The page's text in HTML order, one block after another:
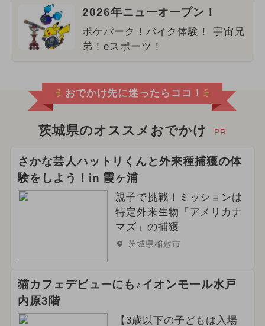
2026年ニューオープン！
ポケパーク！バイク体験！ 宇宙兄
弟！eスポーツ！
おでかけ先に迷ったらココ！
茨城県のオススメおでかけ PR
さかな芸人ハットリくんと外来種捕獲の体
験をしよう！in 霞ヶ浦
親子で挑戦！ミッションは
特定外来生物「アメリカナ
マズ」の捕獲
茨城県稲敷市
猫カフェデビューにも♪イオンモール水戸
内原3階
【3歳以下の子どもは入場